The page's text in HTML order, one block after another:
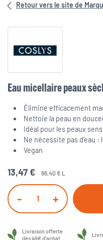
Retour vers le site de
Eau micellaire peaux
Élimine efficacement
Nettoie la peau en
Idéal pour les peaux
Ne nécessite pas d’eau
Vegan
13,47 € 66,40 € L
- +
Livraison offerte
dès 49€ d’achat